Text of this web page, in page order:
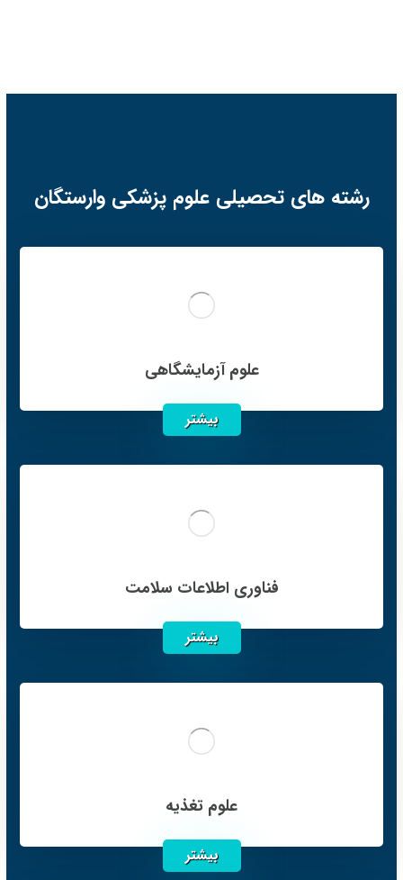
رشته های تحصیلی علوم پزشکی وارستگان
علوم آزمایشگاهی
بیشتر
فناوری اطلاعات سلامت
بیشتر
علوم تغذیه
بیشتر